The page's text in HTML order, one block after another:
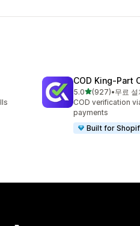
COD King‑Part
5.0별 5개 중
(927)
총 리뷰 927개
•무료 설
COD verification
payments
Built for